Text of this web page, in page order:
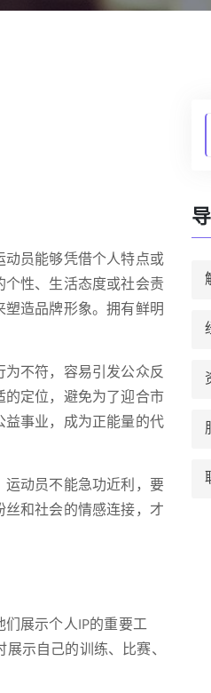
员能够凭借个人特点或
性、生活态度或社会责
造品牌形象。拥有鲜明
不符，容易引发公众反
定位，避免为了迎合市
事业，成为正能量的代
动员不能急功近利，要
和社会的情感连接，才
展示个人IP的重要工
示自己的训练、比赛、